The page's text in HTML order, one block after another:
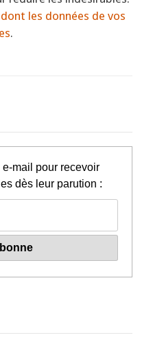
les données de vos
.
mail pour recevoir
dès leur parution :